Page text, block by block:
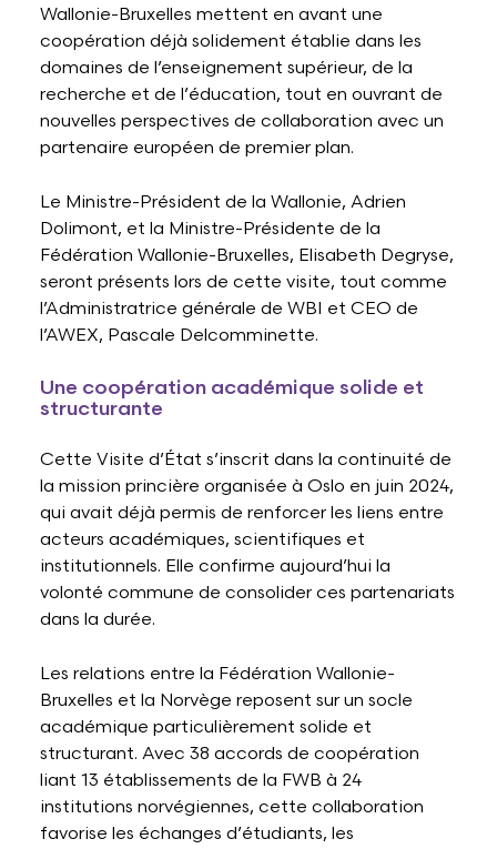
Wallonie-Bruxelles mettent en avant une
coopération déjà solidement établie dans les
domaines de l’enseignement supérieur, de la
recherche et de l’éducation, tout en ouvrant de
nouvelles perspectives de collaboration avec un
partenaire européen de premier plan.
Le Ministre-Président de la Wallonie, Adrien
Dolimont, et la Ministre-Présidente de la
Fédération Wallonie-Bruxelles, Elisabeth Degryse,
seront présents lors de cette visite, tout comme
l’Administratrice générale de WBI et CEO de
l’AWEX, Pascale Delcomminette.
Une coopération académique solide et
structurante
Cette Visite d’État s’inscrit dans la continuité de
la mission princière organisée à Oslo en juin 2024,
qui avait déjà permis de renforcer les liens entre
acteurs académiques, scientifiques et
institutionnels. Elle confirme aujourd’hui la
volonté commune de consolider ces partenariats
dans la durée.
Les relations entre la Fédération Wallonie-
Bruxelles et la Norvège reposent sur un socle
académique particulièrement solide et
structurant. Avec 38 accords de coopération
liant 13 établissements de la FWB à 24
institutions norvégiennes, cette collaboration
favorise les échanges d’étudiants, les